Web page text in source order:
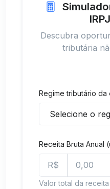
Descubra
tributária
Regime tributário da
Receita Bruta Anual
R$
Valor total da